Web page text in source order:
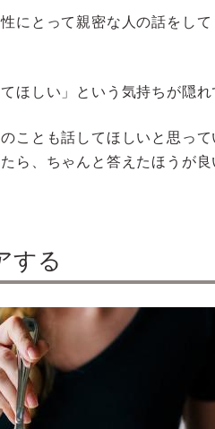
にとって親密な人の話をし
ほしい」という気持ちが隠れ
ことも話してほしいと思っ
ら、ちゃんと答えたほうが良
する